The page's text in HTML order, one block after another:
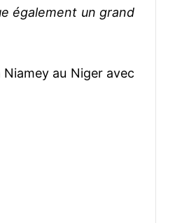
également un grand
au Niger avec